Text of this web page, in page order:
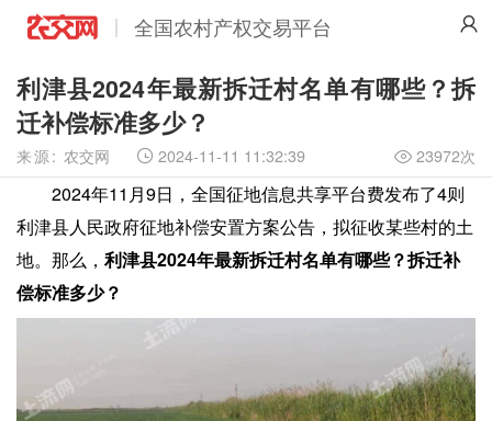
全国农村产权交易平台
利津县2024年最新拆迁村名单有哪些？拆
迁补偿标准多少？
来源: 农交网 2024-11-11 11:32:39  23972次
2024年11月9日，全国征地信息共享平台费发布了4则
利津县人民政府征地补偿安置方案公告，拟征收某些村的土
地。那么， 利津县2024年最新拆迁村名单有哪些？拆迁补
偿标准多少？